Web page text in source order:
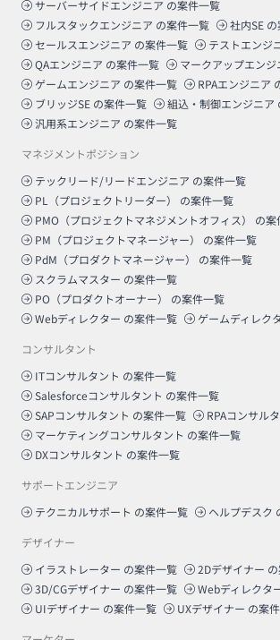
サーバーサイドエンジニア の案件一覧
フルスタックエンジニア の案件一覧 社内SE
セールスエンジニア の案件一覧 テストエンジ
QAエンジニア の案件一覧 マークアップエンジ
ゲームエンジニア の案件一覧 RPAエンジニア
ブリッジSE の案件一覧 組込・制御エンジニア
汎用系エンジニア の案件一覧
マネジメントポジション
テックリード/リードエンジニア の案件一覧
PL（プロジェクトリーダー）
の案件一覧
PMO（プロジェクトマネジメントオフィス）
の案
PM（プロジェクトマネージャー）
の案件一覧
PdM（プロダクトマネージャー）
の案件一覧
スクラムマスター の案件一覧
PO（プロダクトオーナー）
の案件一覧
Webディレクター の案件一覧 ゲームディレク
コンサルタント
ITコンサルタント の案件一覧
Salesforceコンサルタント の案件一覧
SAPコンサルタント の案件一覧 RPAコンサル
マーケティングコンサルタント の案件一覧
DXコンサルタント の案件一覧
サポートエンジニア
テクニカルサポート の案件一覧 ヘルプデスク
デザイナー
イラストレーター の案件一覧 2Dデザイナー
3D/CGデザイナー の案件一覧 Webディレクタ
UIデザイナー の案件一覧 UXデザイナー の案